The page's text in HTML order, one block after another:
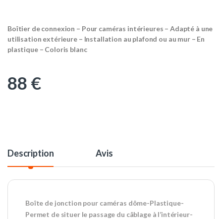
Boîtier de connexion – Pour caméras intérieures – Adapté à une
utilisation extérieure – Installation au plafond ou au mur – En
plastique – Coloris blanc
88 €
Description Avis
Boîte de jonction pour caméras dôme-Plastique-
Permet de situer le passage du câblage à l’intérieur-